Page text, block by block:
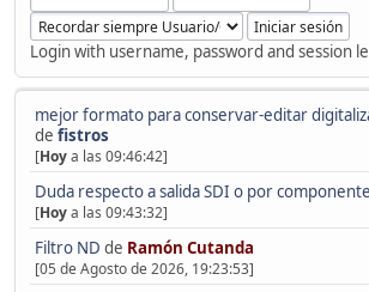
Login with username, password and session
mejor formato para conservar-editar
de fistros
[Hoya las 09:46:42]
Duda respecto a salida SDI o por
[Hoya las 09:43:32]
Filtro ND de Ramón Cutanda
[05 de Agosto de 2026, 19:23:53]